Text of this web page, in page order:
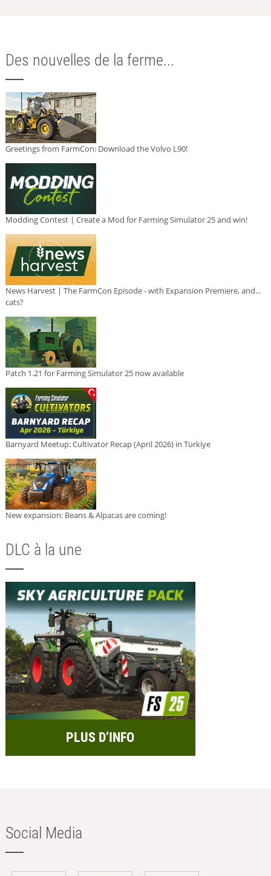
Des nouvelles de la ferme...
Greetings from FarmCon: Download the Volvo L90!
Modding Contest | Create a Mod for Farming Simulator 25 and win!
News Harvest | The FarmCon Episode - with Expansion Premiere, and...
cats?
Patch 1.21 for Farming Simulator 25 now available
Barnyard Meetup: Cultivator Recap (April 2026) in Türkiye
New expansion: Beans & Alpacas are coming!
DLC à la une
PLUS D’INFO
Social Media